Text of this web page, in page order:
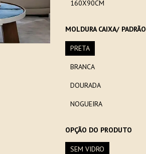
160X90CM
MOLDURA CAIXA/ PADRÃO
PRETA
BRANCA
DOURADA
NOGUEIRA
OPÇÃO DO PRODUTO
SEM VIDRO